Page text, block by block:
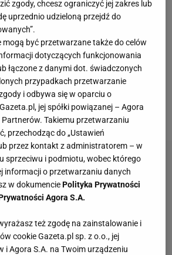
umowy Roberta
jej braku).
na Ibizę po meczu z Mainz
zdobycie mistrzostwa, a
dowiedział się o tym w ostatniej
ich tatą -stwierdził krótko
zgody, chcesz ograniczyć jej zakres lub
uprzednio udzieloną przejdź do
mogą być przetwarzane także do celów
dotyczących funkcjonowania
łączone z danymi dot. świadczonych
przypadkach przetwarzanie
i odbywa się w oparciu o
jej spółki powiązanej – Agora
Takiemu przetwarzaniu
przechodząc do „Ustawień
przez kontakt z administratorem – w
sprzeciwu i podmiotu, wobec którego
informacji o przetwarzaniu danych
w dokumenciePolityka Prywatności
Agora S.A.
też zgodę na zainstalowanie i
cookie Gazeta.pl sp. z o.o., jej
i Agora S.A. na Twoim urządzeniu